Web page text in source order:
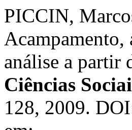
PICCIN,
Acampamento,
análise a partir
Ciências
128, 2009.